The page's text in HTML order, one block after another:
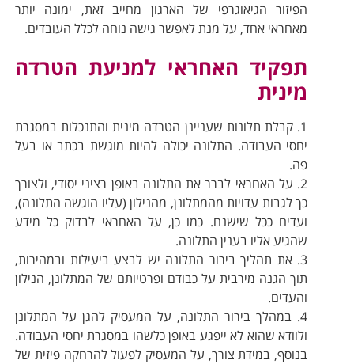
הפיזור הגיאוגרפי של הארגון מחייב זאת, ימונה יותר
מאחראי אחד, על מנת לאפשר גישה נוחה לכלל העובדים.
תפקיד האחראי למניעת הטרדה
מינית
1. קבלת תלונות שעניינן הטרדה מינית והתנכלות במסגרת
יחסי העבודה. התלונה יכולה להיות מוגשת בכתב או בעל
פה.
2. על האחראי לברר את התלונה באופן רציני יסודי, ולצורך
כך לגבות עדויות מהמתלונן, מהנילון (עליו הוגשה התלונה),
ועדים ככל שישנם. כמו כן, על האחראי לבדוק כל מידע
שהגיע אליו בענין התלונה.
3. את תהליך בירור התלונה יש לבצע ביעילות ובמהירות,
תוך הגנה מירבית על כבודם ופרטיותם של המתלונן, הנילון
והעדים.
4. במהלך בירור התלונה, על המעסיק להגן על המתלונן
ולוודא שהוא לא ייפגע באופן כלשהו במסגרת יחסי העבודה.
בנוסף, במידת צורך, על המעסיק לפעול להרחקה פיזית של